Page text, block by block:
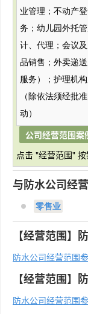
业管理；不动产
务；幼儿园外托
计、代理；会议
品销售；外卖递
服务）；护理机
（除依法须经批
动）
公司经营范围案
点击 "经营范围"
与防水公司经
零售业
【经营范围】
防水公司经营范围参
【经营范围】
防水公司经营范围参